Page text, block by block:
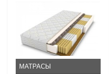
МАТРАСЫ